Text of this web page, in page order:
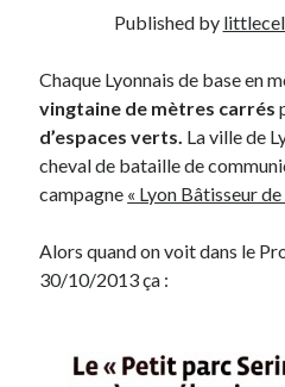
Entretien ménagerdansT’as vu quoi
JFdansC’était pas mieux avant… à
littlecelt dansComment j’ai opéré ma
AnthonydansComment j’ai opéré
Entretien ménager dansT’as vu quoi
Published by
Chaque Lyonnais de base en
vingtaine de mètres carrés
d’espaces verts. La ville de
cheval de bataille de
campagne « Lyon Bâtisseur
Alors quand on voit dans le
30/10/2013 ça :